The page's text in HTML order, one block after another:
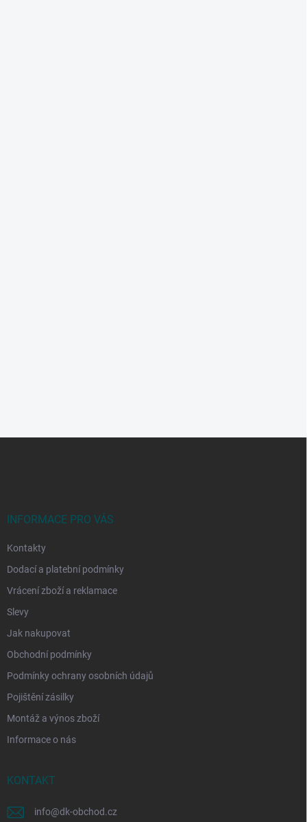
INFORMACE PRO VÁS
Kontakty
Dodací a platební podmínky
Vrácení zboží a reklamace
Slevy
Jak nakupovat
Obchodní podmínky
Podmínky ochrany osobních údajů
Pojištění zásilky
Montáž a výnos zboží
Informace o nás
KONTAKT
info@dk-obchod.cz